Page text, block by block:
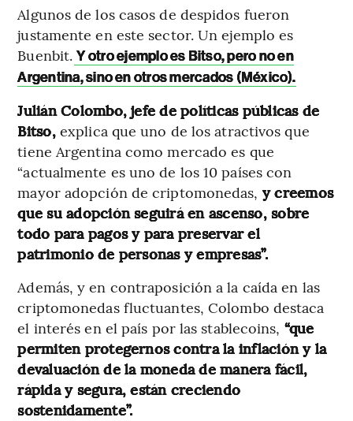
Algunos de los casos de despidos fueron
justamente en este sector. Un ejemplo es
Buenbit. Y otro ejemplo es Bitso, pero no en
Argentina, sino en otros mercados (México).
Julián Colombo, jefe de políticas públicas de
Bitso,explica que uno de los atractivos que
tiene Argentina como mercado es que
“actualmente es uno de los 10 países con
mayor adopción de criptomonedas, y creemos
que su adopción seguirá en ascenso, sobre
todo para pagos y para preservar el
patrimonio de personas y empresas”.
Además, y en contraposición a la caída en las
criptomonedas fluctuantes, Colombo destaca
el interés en el país por las stablecoins, “que
permiten protegernos contra la inflación y la
devaluación de la moneda de manera fácil,
rápida y segura, están creciendo
sostenidamente”.